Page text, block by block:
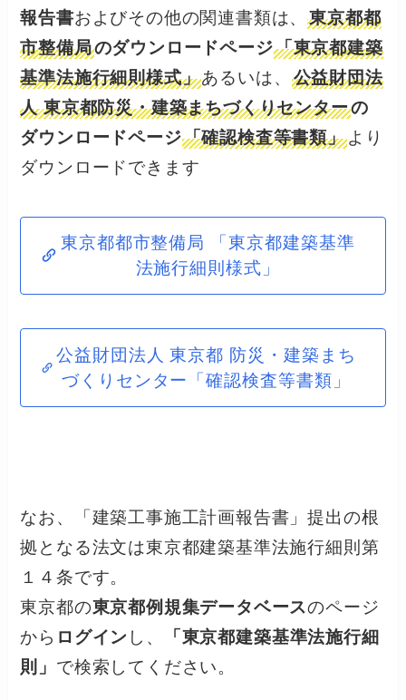
報告書およびその他の関連書類は、東京都都
市整備局のダウンロードページ「東京都建築
基準法施行細則様式」あるいは、 公益財団法
人 東京都防災・建築まちづくりセンターの
ダウンロードページ「確認検査等書類」より
ダウンロードできます
東京都都市整備局 「東京都建築基準
法施行細則様式」
公益財団法人 東京都 防災・建築まち
づくりセンター「確認検査等書類」
なお、「建築工事施工計画報告書」提出の根
拠となる法文は東京都建築基準法施行細則第
１４条です。
東京都の東京都例規集データベースのページ
から ログイン し、
「東京都建築基準法施行細
則」 で検索してください。